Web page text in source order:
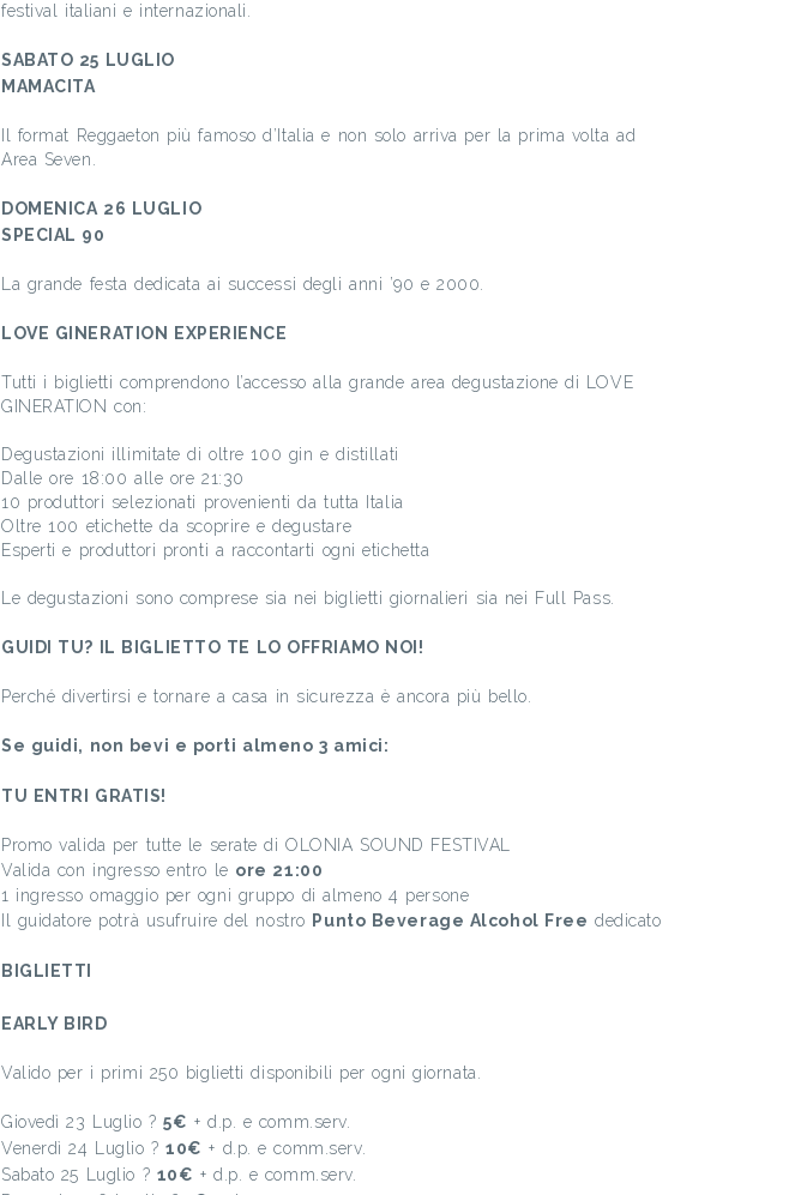
festival italiani e internazionali.
SABATO 25 LUGLIO
MAMACITA
Il format Reggaeton più famoso d’Italia e non solo arriva per la prima volta ad
Area Seven.
DOMENICA 26 LUGLIO
SPECIAL 90
La grande festa dedicata ai successi degli anni ’90 e 2000.
LOVE GINERATION EXPERIENCE
Tutti i biglietti comprendono l’accesso alla grande area degustazione di LOVE
GINERATION con:
Degustazioni illimitate di oltre 100 gin e distillati
Dalle ore 18:00 alle ore 21:30
10 produttori selezionati provenienti da tutta Italia
Oltre 100 etichette da scoprire e degustare
Esperti e produttori pronti a raccontarti ogni etichetta
Le degustazioni sono comprese sia nei biglietti giornalieri sia nei Full Pass.
GUIDI TU? IL BIGLIETTO TE LO OFFRIAMO NOI!
Perché divertirsi e tornare a casa in sicurezza è ancora più bello.
Se guidi, non bevi e porti almeno 3 amici:
TU ENTRI GRATIS!
Promo valida per tutte le serate di OLONIA SOUND FESTIVAL
Valida con ingresso entro le ore 21:00
1 ingresso omaggio per ogni gruppo di almeno 4 persone
Il guidatore potrà usufruire del nostro Punto Beverage Alcohol Free dedicato
BIGLIETTI
EARLY BIRD
Valido per i primi 250 biglietti disponibili per ogni giornata.
Giovedì 23 Luglio ?5€ + d.p. e comm.serv.
Venerdì 24 Luglio ?10€ + d.p. e comm.serv.
Sabato 25 Luglio ? 10€ + d.p. e comm.serv.